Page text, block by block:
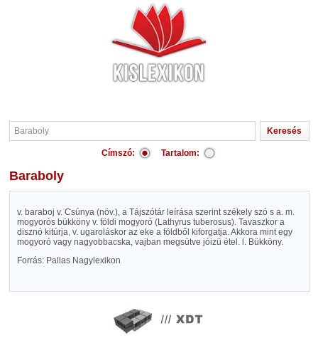
Címszó: Tartalom:
Baraboly
v. baraboj v. Csúnya (növ.), a Tájszótár leírása szerint székely szó s a. m.
mogyorós bükköny v. földi mogyoró (Lathyrus tuberosus). Tavaszkor a
disznó kitúrja, v. ugaroláskor az eke a földből kiforgatja. Akkora mint egy
mogyoró vagy nagyobbacska, vajban megsütve jóizü étel. l. Bükköny.
Forrás: Pallas Nagylexikon